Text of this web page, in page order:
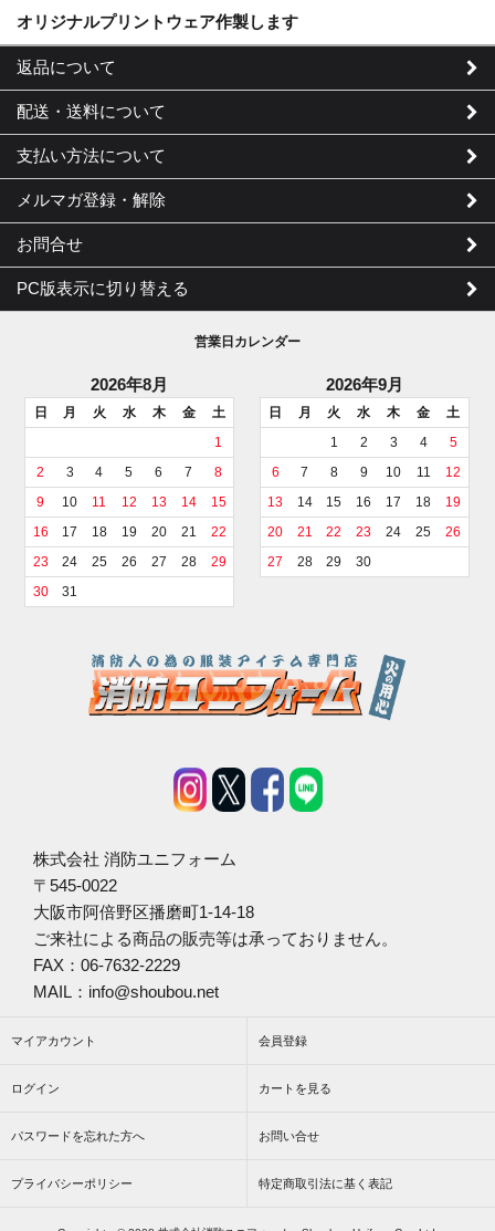
オリジナルプリントウェア作製します
返品について
配送・送料について
支払い方法について
メルマガ登録・解除
お問合せ
PC版表示に切り替える
営業日カレンダー
2026年8月
日 月 火 水 木 金
土
1
2
3 4 5 6 7
8
9
10 11 12 13 14
15
16
17 18 19 20 21
22
23
24 25 26 27 28
29
30
31
2026年9月
日 月 火 水 木 金
土
1
2 3 4
5
6
7 8 9 10 11
12
13
14 15 16 17 18
19
20
21 22 23 24 25
26
27
28 29 30
株式会社 消防ユニフォーム
〒545-0022
大阪市阿倍野区播磨町1-14-18
ご来社による商品の販売等は承っておりません。
FAX：06-7632-2229
MAIL：info@shoubou.net
マイアカウント 会員登録
ログイン カートを見る
パスワードを忘れた方へ お問い合せ
プライバシーポリシー 特定商取引法に基く表記